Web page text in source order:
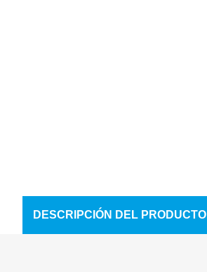
DESCRIPCIÓN DEL PRODUCTO